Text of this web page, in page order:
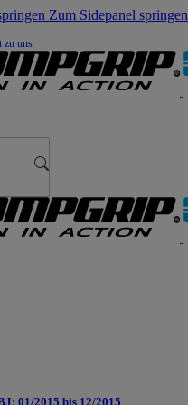
Zum Sidepanel springen
zu uns
01/2015 bis 12/2015